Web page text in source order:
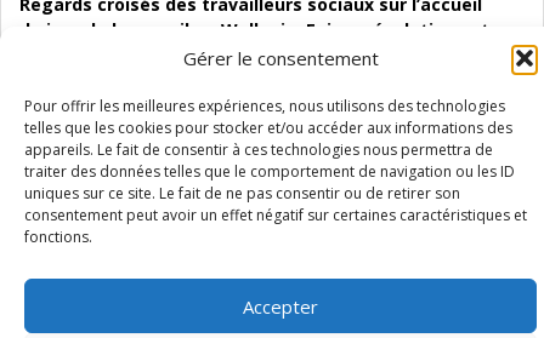
Gérer le consentement
Pour offrir les meilleures expériences, nous utilisons des technologies
telles que les cookies pour stocker et/ou accéder aux informations des
appareils. Le fait de consentir à ces technologies nous permettra de
traiter des données telles que le comportement de navigation ou les ID
uniques sur ce site. Le fait de ne pas consentir ou de retirer son
consentement peut avoir un effet négatif sur certaines caractéristiques et
fonctions.
Accepter
de jour de bas seuil en Wallonie. Enjeux, évolutions et
06 Juil 2026
Étude d’évaluabilité des Structures
d’accompagnement à l’autocréation d’emploi (SAACE)
01 Juil 2026
Pénurie du personnel infirmier :quels indicateurs
Wallonie ?